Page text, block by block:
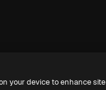
your device to enhance site